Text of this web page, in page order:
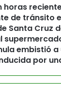
horas
de tránsito
Santa Cruz
embistió
por